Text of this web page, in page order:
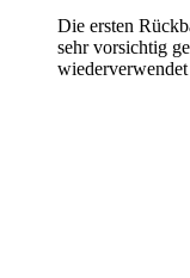
Die ersten
sehr vorsichtig